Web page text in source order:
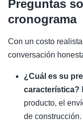
Preguntas
cronograma
Con un costo
conversación
¿Cuál es su
característica?
producto, el
de